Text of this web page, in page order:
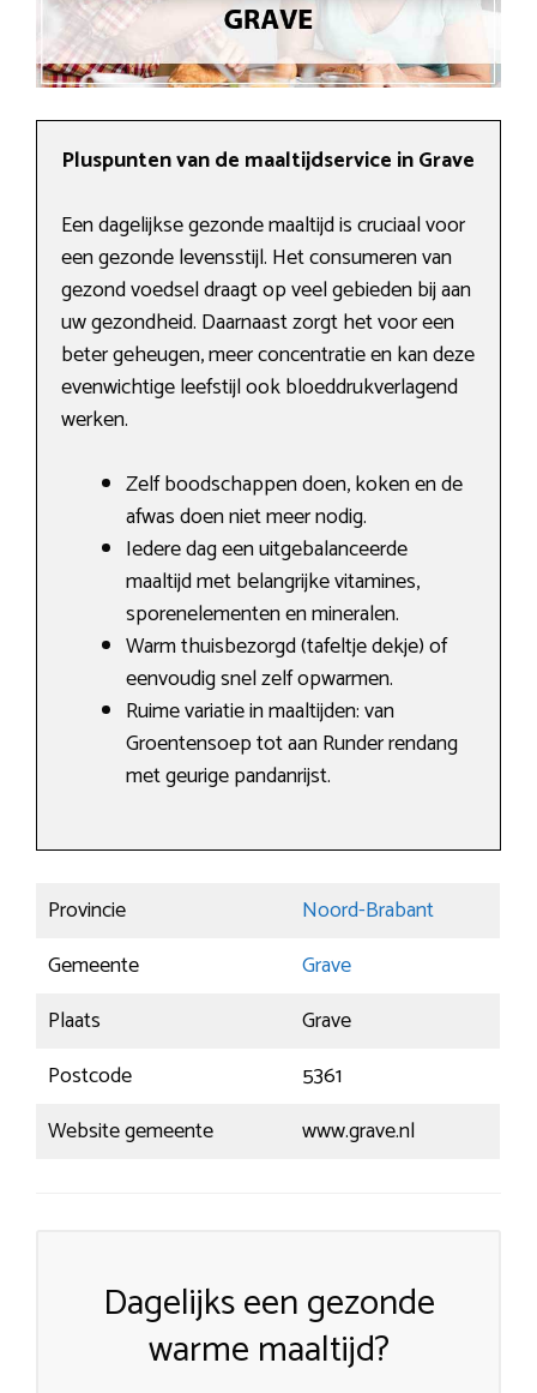
Pluspunten van de maaltijdservice in Grave
Een dagelijkse gezonde maaltijd is cruciaal voor
een gezonde levensstijl. Het consumeren van
gezond voedsel draagt op veel gebieden bij aan
uw gezondheid. Daarnaast zorgt het voor een
beter geheugen, meer concentratie en kan deze
evenwichtige leefstijl ook bloeddrukverlagend
werken.
Zelf boodschappen doen, koken en de
afwas doen niet meer nodig.
Iedere dag een uitgebalanceerde
maaltijd met belangrijke vitamines,
sporenelementen en mineralen.
Warm thuisbezorgd (tafeltje dekje) of
eenvoudig snel zelf opwarmen.
Ruime variatie in maaltijden: van
Groentensoep tot aan Runder rendang
met geurige pandanrijst.
Provincie
Noord-Brabant
Gemeente
Grave
Plaats
Grave
Postcode
5361
Website gemeente
www.grave.nl
Dagelijks een gezonde
warme maaltijd?